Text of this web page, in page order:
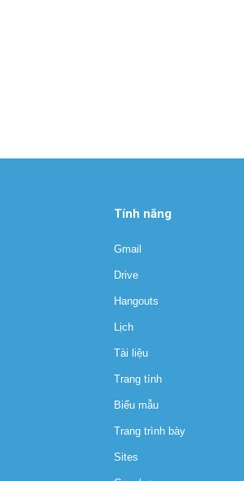
Tính năng
Gmail
Drive
Hangouts
Lịch
Tài liệu
Trang tính
Biểu mẫu
Trang trình bày
Sites